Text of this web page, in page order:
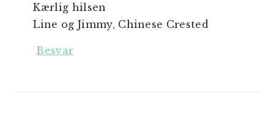
Kærlig hilsen
Line og Jimmy, Chinese Crested
Besvar